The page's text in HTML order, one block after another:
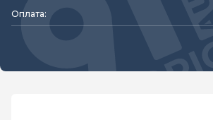
Оплата: